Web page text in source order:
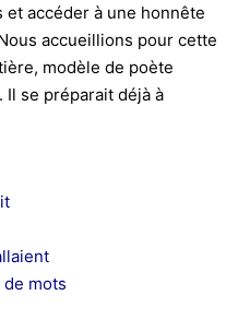
accéder à une honnête
accueillions pour cette
modèle de poète
se préparait déjà à
mots